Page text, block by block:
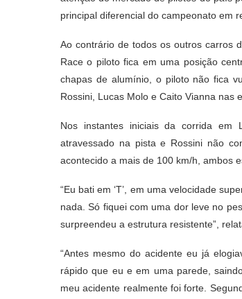
principal diferencial do campeonato em
Ao contrário de todos os outros carros
Race o piloto fica em uma posição
chapas de alumínio, o piloto não fica
Rossini, Lucas Molo e Caito Vianna nas
Nos instantes iniciais da corrida em
atravessado na pista e Rossini não
acontecido a mais de 100 km/h, ambos
“Eu bati em ‘T’, em uma velocidade
nada. Só fiquei com uma dor leve no
surpreendeu a estrutura resistente”,
“Antes mesmo do acidente eu já
rápido que eu e em uma parede,
meu acidente realmente foi forte.